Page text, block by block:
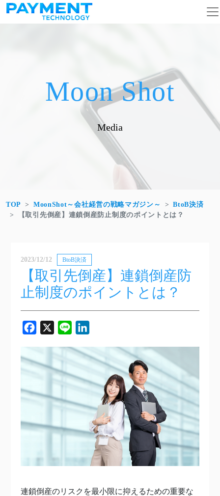
コンテンツへスキップ
メインナビゲーション
Moon Shot
Media
TOP MoonShot～会社経営の戦略マガジン～
BtoB決済
【取引先倒産】連鎖倒産防止制度のポイントとは？
2023/12/12 BtoB決済
【取引先倒産】連鎖倒産防
止制度のポイントとは？
Facebook
X Line
連鎖倒産のリスクを最小限に抑えるための重要な